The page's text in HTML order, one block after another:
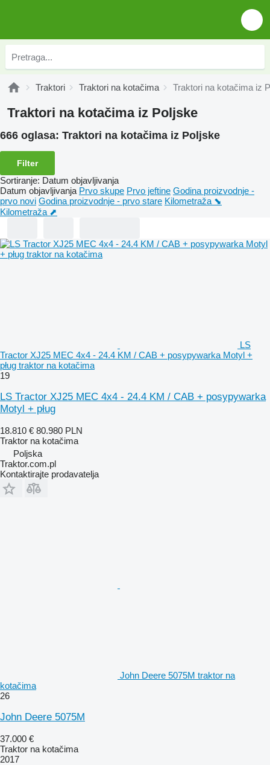
Traktori Traktori na kotačima Traktori na kotačima iz
Traktori na kotačima iz Poljske
666 oglasa: Traktori na kotačima iz Poljske
Filter
Sortiranje: Datum objavljivanja
Datum objavljivanja Prvo skupe Prvo jeftine Godina proizvodnje -
prvo novi Godina proizvodnje - prvo stare Kilometraža ⬊
Kilometraža ⬈
LS
Tractor XJ25 MEC 4x4 - 24.4 KM / CAB + posypywarka Motyl +
pług traktor na kotačima
19
LS Tractor XJ25 MEC 4x4 - 24.4 KM / CAB + posypywarka
Motyl + pług
18.810 € 80.980 PLN
Traktor na kotačima
Poljska
Traktor.com.pl
Kontaktirajte prodavatelja
John Deere 5075M traktor na
kotačima
26
John Deere 5075M
37.000 €
Traktor na kotačima
2017